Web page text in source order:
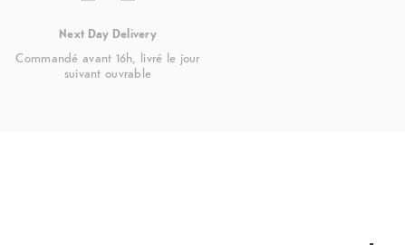
Next Day Delivery
Commandé avant 16h, livré le jour
suivant ouvrable